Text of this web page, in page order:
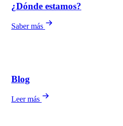
¿Dónde estamos?
Saber más
Blog
Leer más